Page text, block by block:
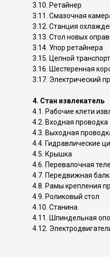
3.10. Ретайнер
3.11. Смазочная
3.12. Станция
3.13. Стол новых
3.14. Упор ретайнера
3.15. Цепной
3.16. Шестеренная
3.17. Электрический
4. Стан извлекатель
4.1. Рабочие клети
4.2. Входная проводка
4.3. Выходная
4.4. Гидравлические
4.5. Крышка
4.6. Перевалочная
4.7. Передвижная
4.8. Рамы крепления
4.9. Роликовый стол
4.10. Станина
4.11. Шпиндельная
4.12.